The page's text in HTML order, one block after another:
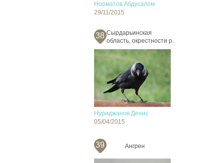
Норматов Абдусалом
29/11/2015
38 Сырдарьинская
область, окрестности р.
Нуриджанов Денис
05/04/2015
39 Ангрен